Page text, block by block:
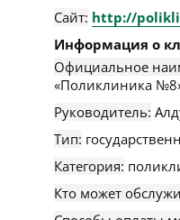
Сайт: http://
Информация о
Официальное
«Поликлиника
Руководитель:
Тип:
Категория:
Кто может